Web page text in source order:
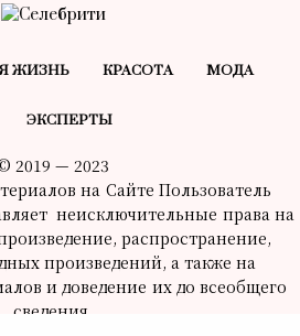
ЖИЗНЬ КРАСОТA МОДА
ЭКСПЕРТЫ
2019 — 2023
на Сайте Пользователь
неисключительные права на
распространение,
произведений, а также на
и доведение их до всеобщего
сведения.